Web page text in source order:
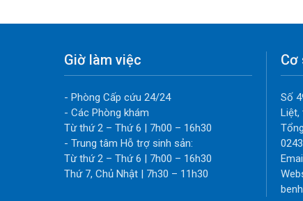
Giờ làm việc
- Phòng Cấp cứu 24/24
- Các Phòng khám
Từ thứ 2 – Thứ 6 | 7h00 – 16h30
- Trung tâm Hỗ trợ sinh sản:
Từ thứ 2 – Thứ 6 | 7h00 – 16h30
Thứ 7, Chủ Nhật | 7h30 – 11h30
Cơ
Số
Liệt,